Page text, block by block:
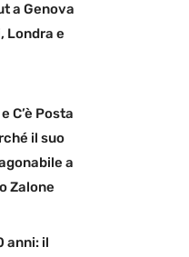
a Genova
Londra e
C’è Posta
il suo
a
Zalone
anni: il